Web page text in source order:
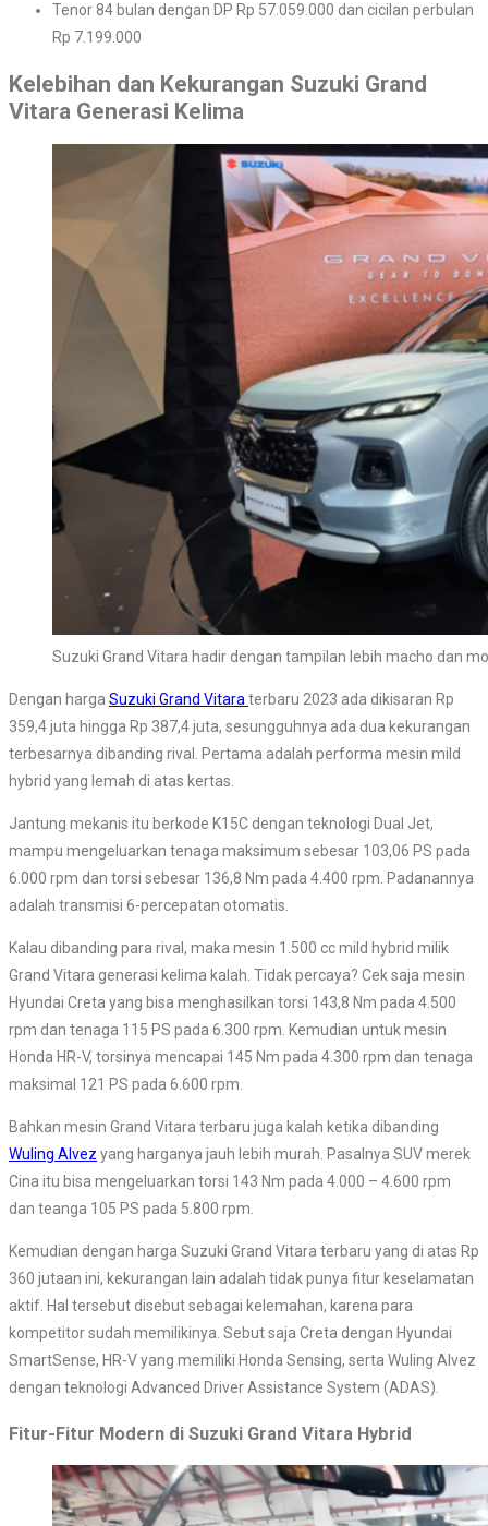
Tenor 84 bulan dengan DP Rp 57.059.000 dan cicilan perbulan
Rp 7.199.000
Kelebihan dan Kekurangan Suzuki Grand
Vitara Generasi Kelima
Suzuki Grand Vitara hadir dengan tampilan lebih macho dan
Dengan harga Suzuki Grand Vitaraterbaru 2023 ada dikisaran Rp
359,4 juta hingga Rp 387,4 juta, sesungguhnya ada dua kekurangan
terbesarnya dibanding rival. Pertama adalah performa mesin mild
hybrid yang lemah di atas kertas.
Jantung mekanis itu berkode K15C dengan teknologi Dual Jet,
mampu mengeluarkan tenaga maksimum sebesar 103,06 PS pada
6.000 rpm dan torsi sebesar 136,8 Nm pada 4.400 rpm. Padanannya
adalah transmisi 6-percepatan otomatis.
Kalau dibanding para rival, maka mesin 1.500 cc mild hybrid milik
Grand Vitara generasi kelima kalah. Tidak percaya? Cek saja mesin
Hyundai Creta yang bisa menghasilkan torsi 143,8 Nm pada 4.500
rpm dan tenaga 115 PS pada 6.300 rpm. Kemudian untuk mesin
Honda HR-V, torsinya mencapai 145 Nm pada 4.300 rpm dan tenaga
maksimal 121 PS pada 6.600 rpm.
Bahkan mesin Grand Vitara terbaru juga kalah ketika dibanding
Wuling Alvez yang harganya jauh lebih murah. Pasalnya SUV merek
Cina itu bisa mengeluarkan torsi 143 Nm pada 4.000 – 4.600 rpm
dan teanga 105 PS pada 5.800 rpm.
Kemudian dengan harga Suzuki Grand Vitara terbaru yang di atas Rp
360 jutaan ini, kekurangan lain adalah tidak punya fitur keselamatan
aktif. Hal tersebut disebut sebagai kelemahan, karena para
kompetitor sudah memilikinya. Sebut saja Creta dengan Hyundai
SmartSense, HR-V yang memiliki Honda Sensing, serta Wuling Alvez
dengan teknologi Advanced Driver Assistance System (ADAS).
Fitur-Fitur Modern di Suzuki Grand Vitara Hybrid